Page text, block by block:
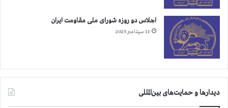
اجلاس دو روزه شورای ملی مقاومت ایران
11 سپتامبر 2025
دیدارها و حمایت‌های بین‌المللی